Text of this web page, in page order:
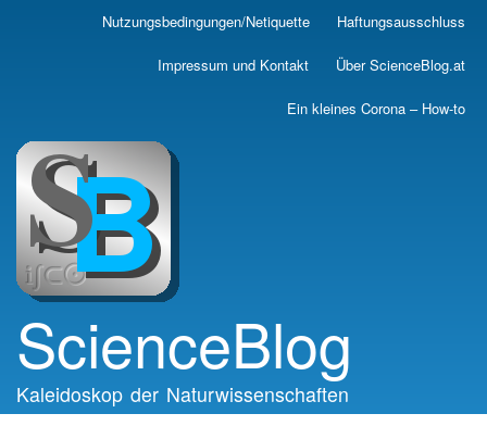
Skip
main
Nutzungsbedingungen/Netiquette Haftungsausschluss
Impressum und Kontakt Über ScienceBlog.at
Ein kleines Corona – How-to
ScienceBlog
Kaleidoskop der Naturwissenschaften